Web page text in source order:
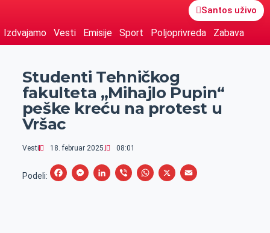
Santos uživo
Izdvajamo Vesti Emisije Sport Poljoprivreda Zabava
Studenti Tehničkog
fakulteta „Mihajlo Pupin“
peške kreću na protest u
Vršac
Vesti 18. februar 2025. 08:01
Podeli:
F
M
L
V
W
X
E